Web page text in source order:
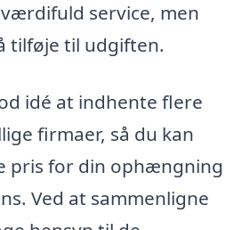
service, men
tilføje til udgiften.
idé at indhente flere
firmaer, så du kan
pris for din ophængning
Ved at sammenligne